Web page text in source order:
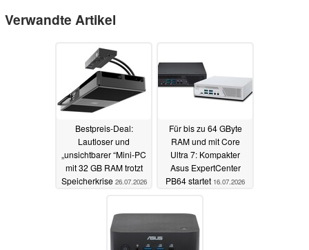
Verwandte Artikel
Bestpreis-Deal:
Lautloser und
„unsichtbarer “Mini-PC
mit 32 GB RAM trotzt
Speicherkrise 26.07.2026
Für bis zu 64 GByte
RAM und mit Core
Ultra 7: Kompakter
Asus ExpertCenter
PB64 startet 16.07.2026